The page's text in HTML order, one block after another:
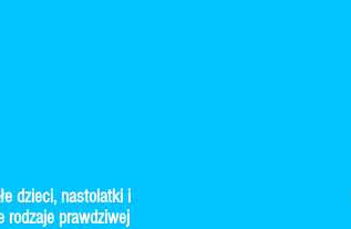
dzieci, nastolatki i
prawdziwej